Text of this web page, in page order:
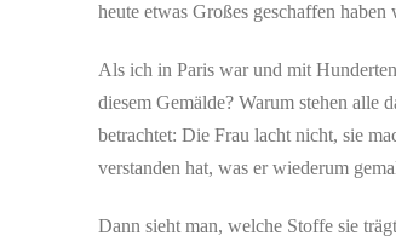
heute etwas Großes geschaffen
Als ich in Paris war und mit
diesem Gemälde? Warum stehen alle
betrachtet: Die Frau lacht nicht, sie
verstanden hat, was er wiederum
Dann sieht man, welche Stoffe sie